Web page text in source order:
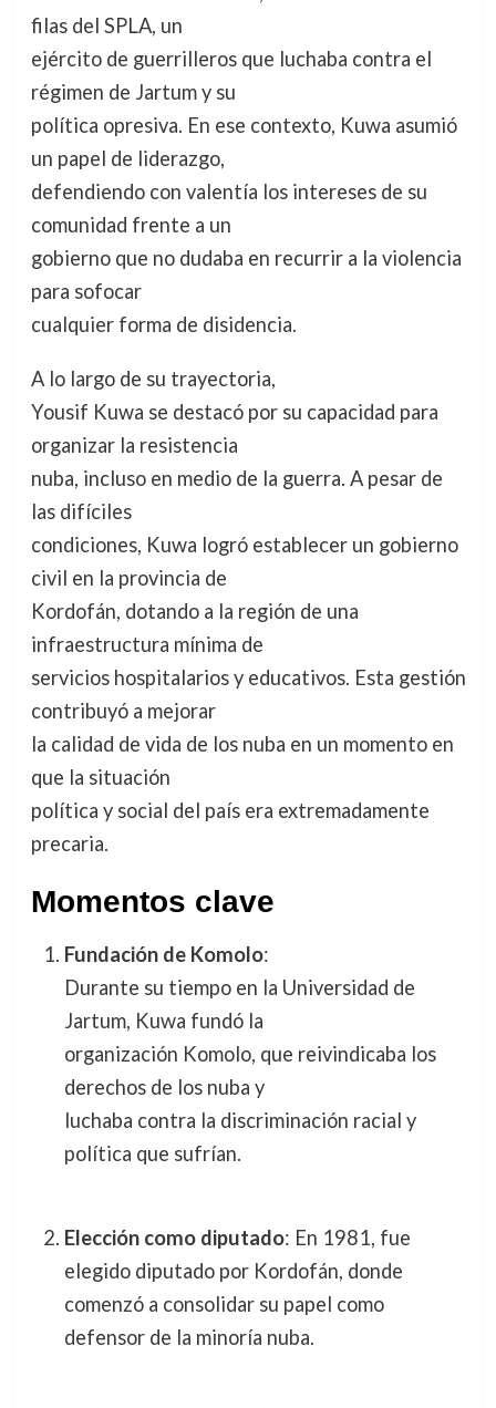
filas del SPLA, un
ejército de guerrilleros que luchaba contra el
régimen de Jartum y su
política opresiva. En ese contexto, Kuwa asumió
un papel de liderazgo,
defendiendo con valentía los intereses de su
comunidad frente a un
gobierno que no dudaba en recurrir a la violencia
para sofocar
cualquier forma de disidencia.
A lo largo de su trayectoria,
Yousif Kuwa se destacó por su capacidad para
organizar la resistencia
nuba, incluso en medio de la guerra. A pesar de
las difíciles
condiciones, Kuwa logró establecer un gobierno
civil en la provincia de
Kordofán, dotando a la región de una
infraestructura mínima de
servicios hospitalarios y educativos. Esta gestión
contribuyó a mejorar
la calidad de vida de los nuba en un momento en
que la situación
política y social del país era extremadamente
precaria.
Momentos clave
Fundación de Komolo:
Durante su tiempo en la Universidad de
Jartum, Kuwa fundó la
organización Komolo, que reivindicaba los
derechos de los nuba y
luchaba contra la discriminación racial y
política que sufrían.
Elección como diputado: En 1981, fue
elegido diputado por Kordofán, donde
comenzó a consolidar su papel como
defensor de la minoría nuba.